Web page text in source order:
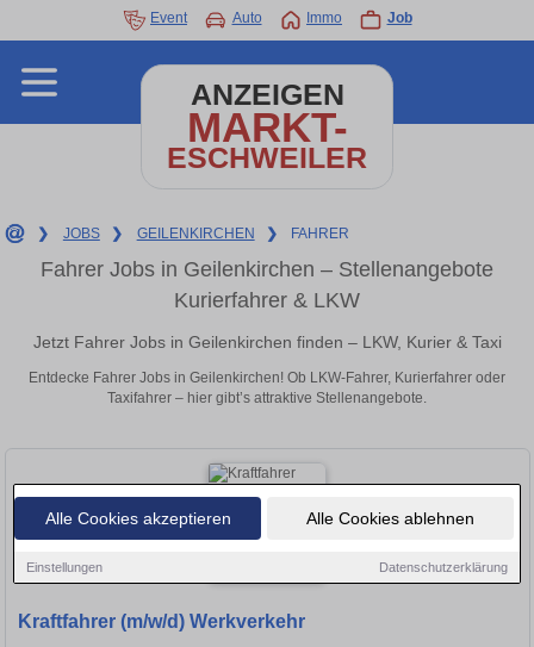
Alle Cookies akzeptieren Alle Cookies ablehnen
Einstellungen Datenschutzerklärung
Event Auto Immo Job
ANZEIGEN
MARKT-
ESCHWEILER
❯ JOBS ❯ GEILENKIRCHEN ❯ FAHRER
Fahrer Jobs in Geilenkirchen – Stellenangebote
Kurierfahrer & LKW
Jetzt Fahrer Jobs in Geilenkirchen finden – LKW, Kurier & Taxi
Entdecke Fahrer Jobs in Geilenkirchen! Ob LKW-Fahrer, Kurierfahrer oder
Taxifahrer – hier gibt’s attraktive Stellenangebote.
Kraftfahrer (m/w/d) Werkverkehr